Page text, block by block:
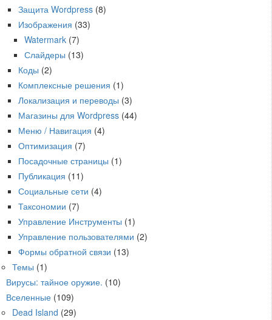
Защита Wordpress (8)
Изображения (33)
Watermark (7)
Слайдеры (13)
Коды (2)
Комплексные решения (1)
Локализация и переводы (3)
Магазины для Wordpress (44)
Меню / Навигация (4)
Оптимизация (7)
Посадочные страницы (1)
Публикация (11)
Социальные сети (4)
Таксономии (7)
Управление Инструменты (1)
Управление пользователями (2)
Формы обратной связи (13)
Темы (1)
Вирусы: тайное оружие. (10)
Вселенные (109)
Dead Island (29)